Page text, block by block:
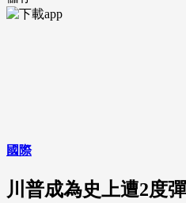
國際
川普成為史上遭2度